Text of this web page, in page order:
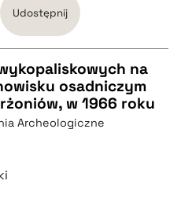
Udostępnij
na
osadniczym
w 1966 roku
Archeologiczne